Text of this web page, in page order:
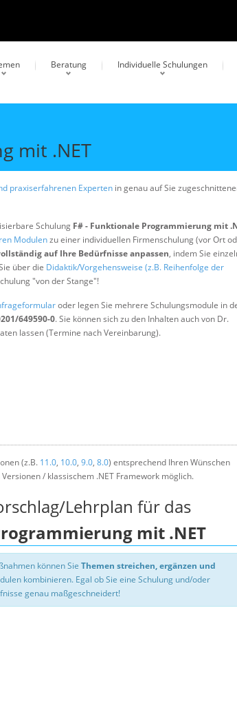
Beratung Individuelle Schulungen
mit .NET
praxiserfahrenen Experten in genau auf Sie
Schulung F# - Funktionale Programmierung mit
Modulenzu einer individuellen Firmenschulung (vor Ort
auf Ihre Bedürfnisse anpassen, indem Sie
über die Didaktik/Vorgehensweise (z.B. Reihenfolge der
"von der Stange"!
oder legen Sie mehrere Schulungsmodule in
649590-0. Sie können sich zu den Inhalten auch von Dr.
lassen (Termine nach Vereinbarung).
(z.B. 11.0, 10.0, 9.0, 8.0) entsprechend Ihren Wünschen
/ klassischem .NET Framework möglich.
Lehrplan für das
mit .NET
können Sie Themen streichen, ergänzen und
kombinieren. Egal ob Sie eine Schulung und/oder
genau maßgeschneidert!